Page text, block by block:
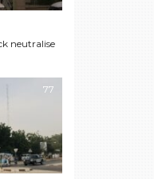
neutralise
77